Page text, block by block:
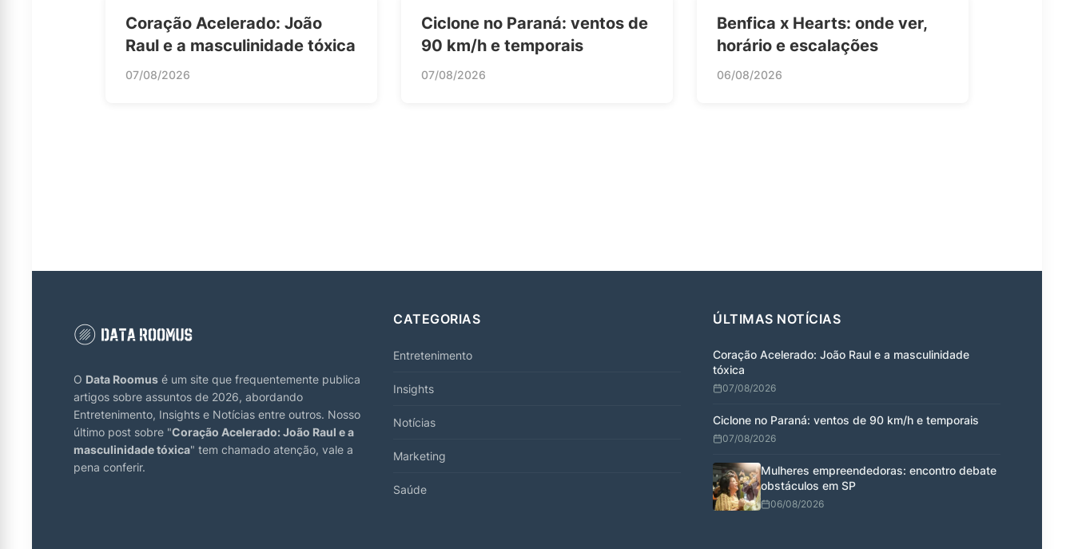
Coração Acelerado: João
Raul e a masculinidade tóxica
07/08/2026
Ciclone no Paraná: ventos de
90 km/h e temporais
07/08/2026
Benfica x Hearts: onde ver,
horário e escalações
06/08/2026
O Data Roomus é um site que frequentemente publica
artigos sobre assuntos de 2026, abordando
Entretenimento, Insights e Notícias entre outros. Nosso
último post sobre "Coração Acelerado: João Raul e a
masculinidade tóxica" tem chamado atenção, vale a
pena conferir.
CATEGORIAS
Entretenimento
Insights
Notícias
Marketing
Saúde
ÚLTIMAS NOTÍCIAS
Coração Acelerado: João Raul e a masculinidade
tóxica
07/08/2026
Ciclone no Paraná: ventos de 90 km/h e temporais
07/08/2026
Mulheres empreendedoras: encontro debate
obstáculos em SP
06/08/2026